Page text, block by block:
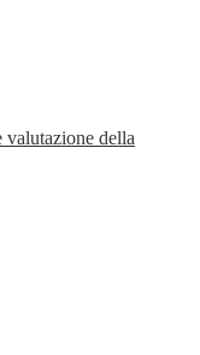
valutazione della